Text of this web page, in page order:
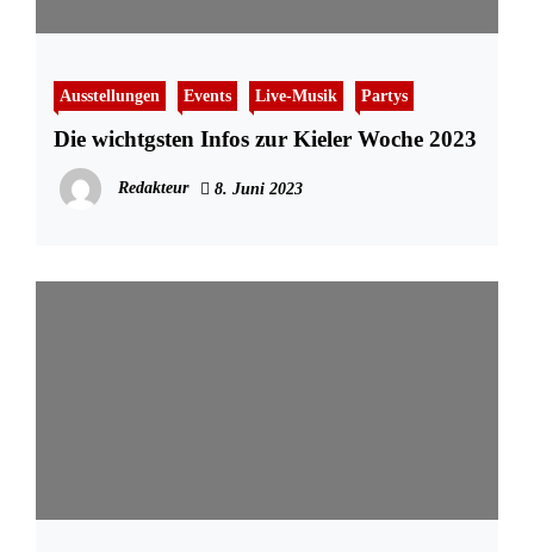
Ausstellungen Events Live-Musik Partys
Die wichtgsten Infos zur Kieler Woche 2023
Redakteur 8. Juni 2023